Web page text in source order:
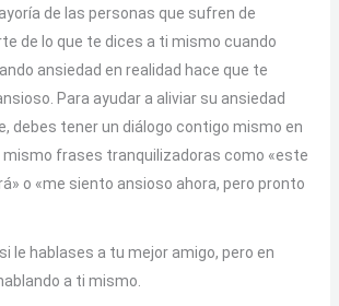
de las personas que sufren de
de lo que te dices a ti mismo cuando
ansiedad en realidad hace que te
Para ayudar a aliviar su ansiedad
debes tener un diálogo contigo mismo en
mismo frases tranquilizadoras como «este
o «me siento ansioso ahora, pero pronto
le hablases a tu mejor amigo, pero en
a ti mismo.